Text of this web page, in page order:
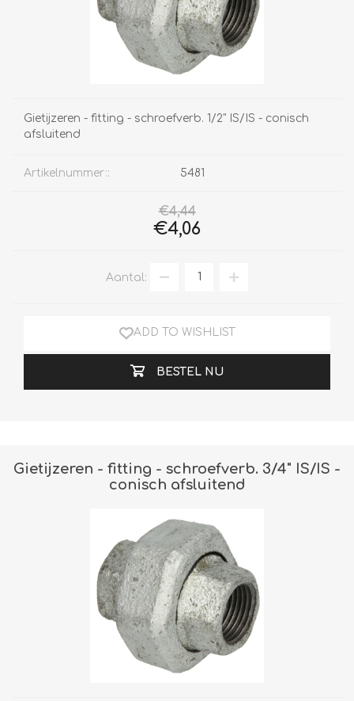
Gietijzeren - fitting - schroefverb. 1/2" IS/IS - conisch
afsluitend
Artikelnummer:: 5481
€4,44
€4,06
Aantal:
ADD TO WISHLIST
BESTEL NU
Gietijzeren - fitting - schroefverb. 3/4" IS/IS -
conisch afsluitend